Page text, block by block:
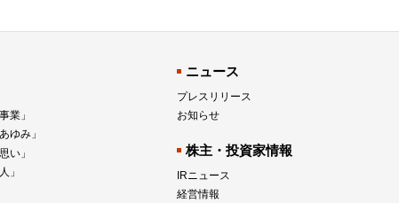
業」
ゆみ」
い」
」
ニュース
プレスリリース
お知らせ
株主・投資家情報
IRニュース
経営情報